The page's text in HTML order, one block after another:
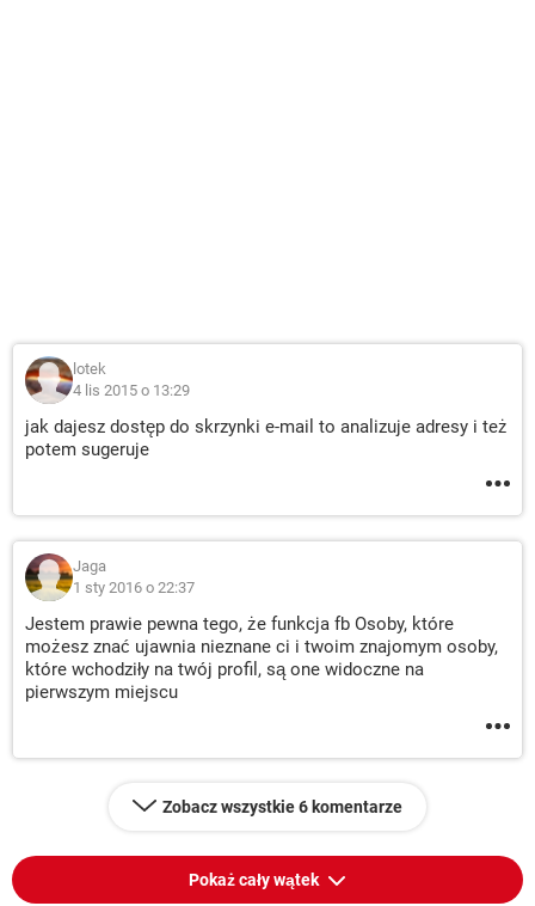
lotek
4 lis 2015 o 13:29
jak dajesz dostęp do skrzynki e-mail to analizuje adresy i też
potem sugeruje
Jaga
1 sty 2016 o 22:37
Jestem prawie pewna tego, że funkcja fb Osoby, które
możesz znać ujawnia nieznane ci i twoim znajomym osoby,
które wchodziły na twój profil, są one widoczne na
pierwszym miejscu
Zobacz wszystkie 6 komentarze
Pokaż cały wątek